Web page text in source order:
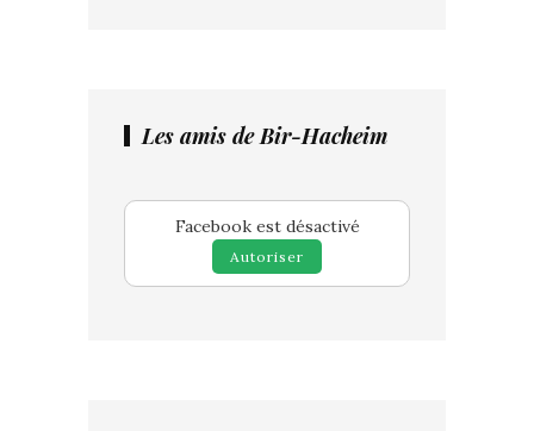
Les amis de Bir-Hacheim
Facebook est désactivé
Autoriser